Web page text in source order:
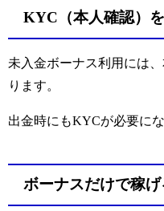
KYC（本人確認）
未入金ボーナス利用には
ります。
出金時にもKYCが必要に
ボーナスだけで稼